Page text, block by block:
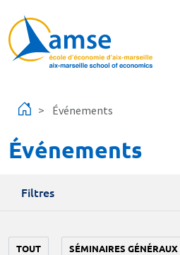
Événements
Événements
Filtres
TOUT SÉMINAIRES GÉNÉRAUX